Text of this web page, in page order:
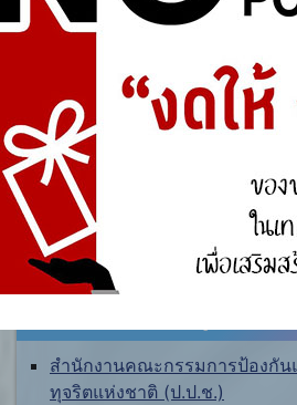
สำนักงานคณะกรรมการป้องกัน
ทุจริตแห่งชาติ (ป.ป.ช.)